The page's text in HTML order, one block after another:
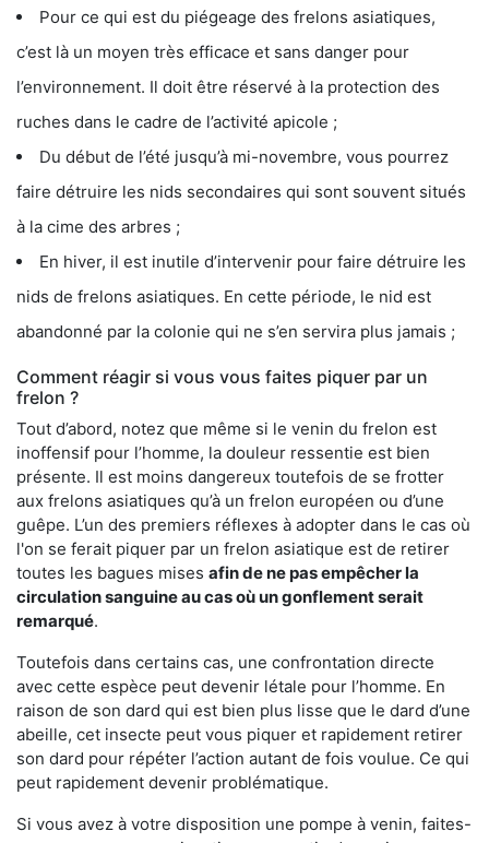
Pour ce qui est du piégeage des frelons asiatiques,
c’est là un moyen très efficace et sans danger pour
l’environnement. Il doit être réservé à la protection des
ruches dans le cadre de l’activité apicole ;
Du début de l’été jusqu’à mi-novembre, vous pourrez
faire détruire les nids secondaires qui sont souvent situés
à la cime des arbres ;
En hiver, il est inutile d’intervenir pour faire détruire les
nids de frelons asiatiques. En cette période, le nid est
abandonné par la colonie qui ne s’en servira plus jamais ;
Comment réagir si vous vous faites piquer par un
frelon ?
Tout d’abord, notez que même si le venin du frelon est
inoffensif pour l’homme, la douleur ressentie est bien
présente. Il est moins dangereux toutefois de se frotter
aux frelons asiatiques qu’à un frelon européen ou d’une
guêpe. L’un des premiers réflexes à adopter dans le cas où
l'on se ferait piquer par un frelon asiatique est de retirer
toutes les bagues mises afin de ne pas empêcher la
circulation sanguine au cas où un gonflement serait
remarqué.
Toutefois dans certains cas, une confrontation directe
avec cette espèce peut devenir létale pour l’homme. En
raison de son dard qui est bien plus lisse que le dard d’une
abeille, cet insecte peut vous piquer et rapidement retirer
son dard pour répéter l’action autant de fois voulue. Ce qui
peut rapidement devenir problématique.
Si vous avez à votre disposition une pompe à venin, faites-